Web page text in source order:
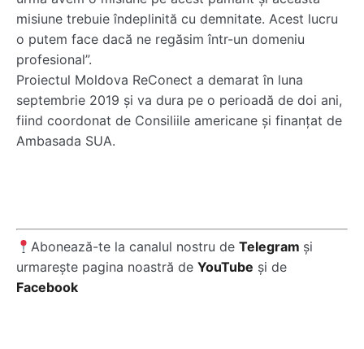
misiune trebuie îndeplinită cu demnitate. Acest lucru
o putem face dacă ne regăsim într-un domeniu
profesional”.
Proiectul Moldova ReConect a demarat în luna
septembrie 2019 și va dura pe o perioadă de doi ani,
fiind coordonat de Consiliile americane și finanțat de
Ambasada SUA.
Abonează-te la canalul nostru deTelegram și
urmarește pagina noastră de YouTube și de
Facebook